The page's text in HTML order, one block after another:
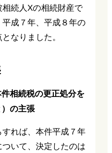
続人Xの相続財産で
成７年、平成８年の
なりました。
相続税の更正処分を
の主張
れば、本件平成７年
いて、決定したのは